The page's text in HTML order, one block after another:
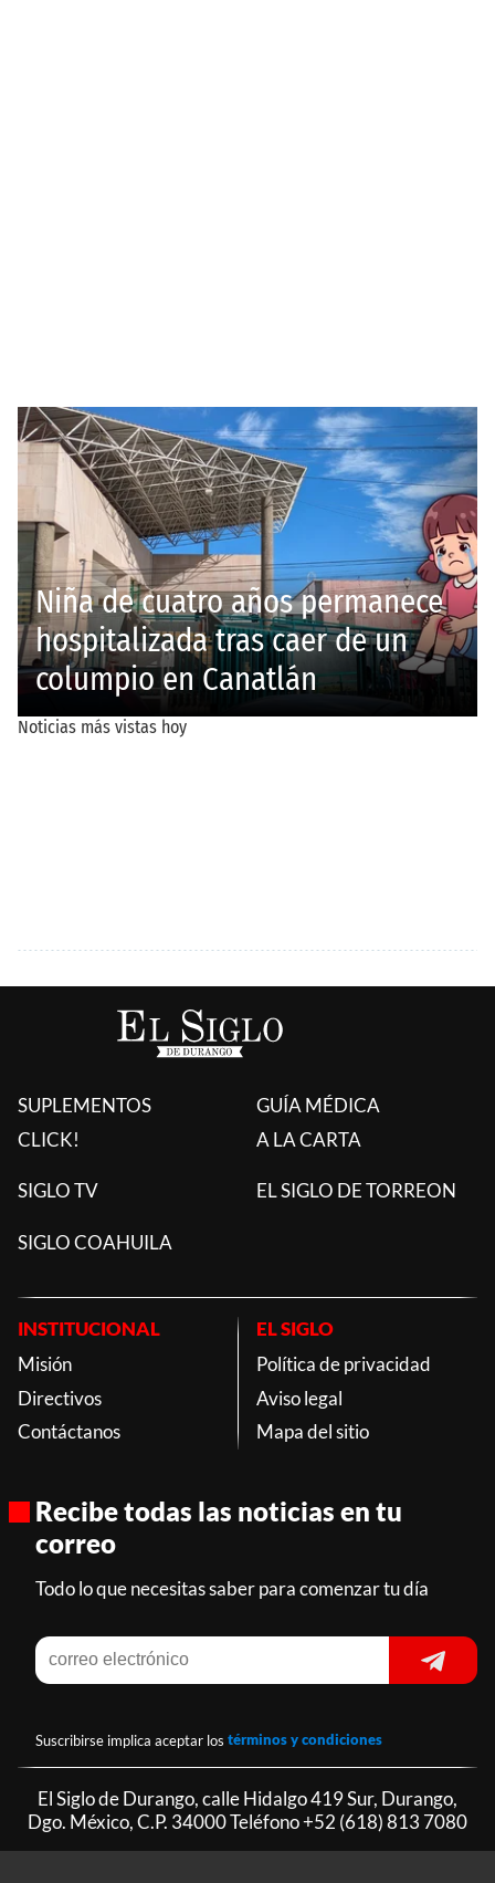
SUPLEMENTOS
CLICK!
GUÍA MÉDICA
A LA CARTA
SIGLO TV EL SIGLO DE TORREON
SIGLO COAHUILA
INSTITUCIONAL
Misión
Directivos
Contáctanos
EL SIGLO
Política de privacidad
Aviso legal
Mapa del sitio
Recibe todas las noticias en tu
correo
Todo lo que necesitas saber para comenzar tu día
Suscribirse implica aceptar los términos y condiciones
El Siglo de Durango, calle Hidalgo 419 Sur, Durango,
Dgo. México, C.P. 34000 Teléfono+52 (618) 813 7080